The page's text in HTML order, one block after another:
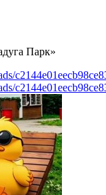
Парк»